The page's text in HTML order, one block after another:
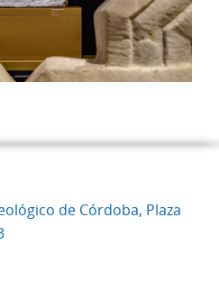
de Córdoba, Plaza